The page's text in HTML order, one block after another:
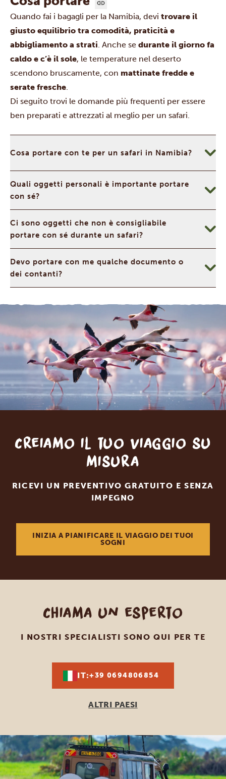
Quando fai i bagagli per la Namibia, devi trovare il
giusto equilibrio tra comodità, praticità e
abbigliamento a strati. Anche se durante il giorno fa
caldo e c’è il sole, le temperature nel deserto
scendono bruscamente, con mattinate fredde e
serate fresche.
Di seguito trovi le domande più frequenti per essere
ben preparati e attrezzati al meglio per un safari.
Cosa portare con te per un safari in Namibia?
Quali oggetti personali è importante portare
con sé?
Ci sono oggetti che non è consigliabile
portare con sé durante un safari?
Devo portare con me qualche documento o
dei contanti?
Creiamo il tuo viaggio su
misura
RICEVI UN PREVENTIVO GRATUITO E SENZA
IMPEGNO
INIZIA A PIANIFICARE IL VIAGGIO DEI TUOI
SOGNI
Chiama un esperto
I NOSTRI SPECIALISTI SONO QUI PER TE
IT:+39 0694806854
ALTRI PAESI